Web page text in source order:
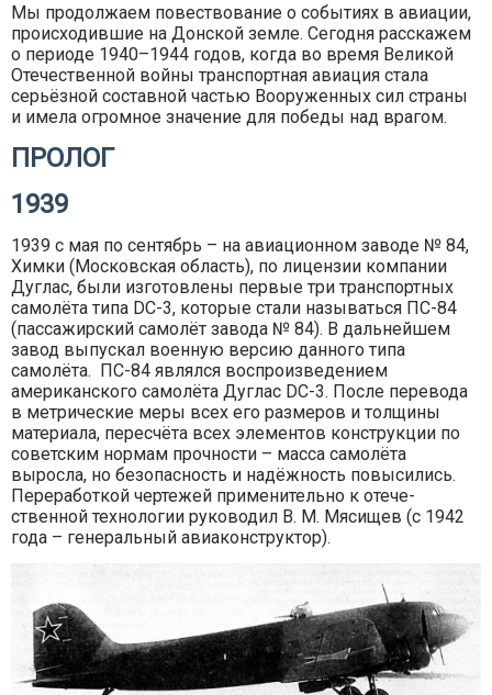
Мы продолжаем повествование о событиях в авиации,
происходившие на Донской земле. Сегодня расскажем
о периоде 1940–1944 годов, когда во время Великой
Отечественной войны транспортная авиация стала
серьёзной составной частью Вооруженных сил страны
и имела огромное значение для победы над врагом.
ПРОЛОГ
1939
1939 с мая по сентябрь – на авиационном заводе № 84,
Химки (Московская область), по лицензии компании
Дуглас, были изготовлены первые три транспортных
самолёта типа DC-3, которые стали называться ПС-84
(пассажирский самолёт завода № 84). В дальнейшем
завод выпускал военную версию данного типа
самолёта. ПС-84 являлся воспроизведением
американского самолёта Дуглас DС-3. После перевода
в метрические меры всех его размеров и толщины
материала, пересчёта всех элементов конструкции по
советским нормам прочности – масса самолёта
выросла, но безопасность и надёжность повысились.
Переработкой чертежей применительно к отече­
ственной технологии руководил В. М. Мясищев (с 1942
года – генеральный авиаконструктор).